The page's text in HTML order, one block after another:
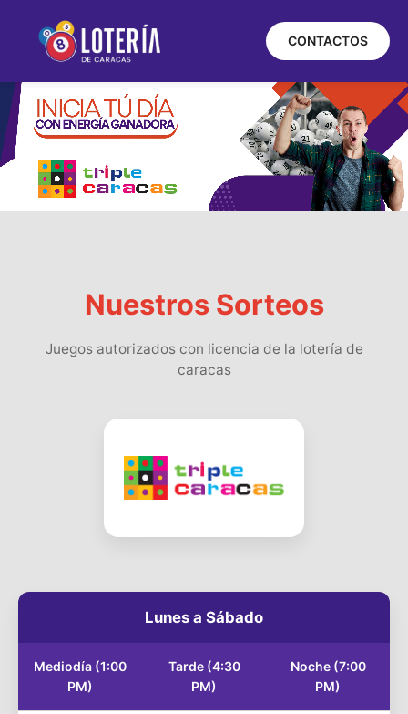
CONTACTOS
Nuestros Sorteos
Juegos autorizados con licencia de la lotería de
caracas
Lunes a Sábado
Mediodía (1:00
PM)
Tarde (4:30
PM)
Noche (7:00
PM)